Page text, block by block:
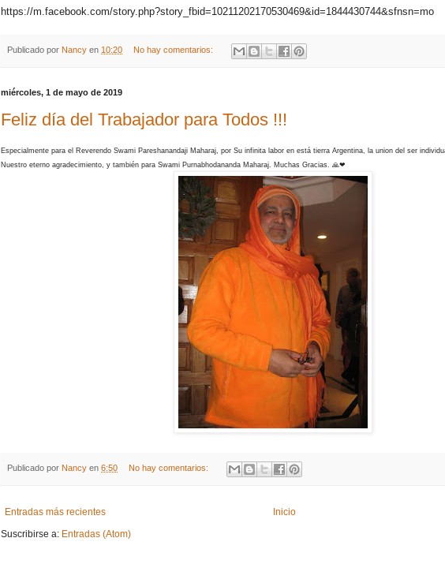
https://m.facebook.com/story.php?story_fbid=10211202170530469&id=1844430744&sfnsn=mo
Publicado por Nancy en 10:20 No hay comentarios:
miércoles, 1 de mayo de 2019
Feliz día del Trabajador para Todos !!!
Especialmente para el Reverendo Swami Pareshanandaji Maharaj, por Su infinita labor en está tierra Argentina, la union del ser
Nuestro eterno agradecimiento, y también para Swami Purnabhodananda Maharaj. Muchas Gracias. 🙏❤
Publicado por Nancy en 6:50 No hay comentarios:
Entradas más recientes
Inicio
Suscribirse a: Entradas (Atom)